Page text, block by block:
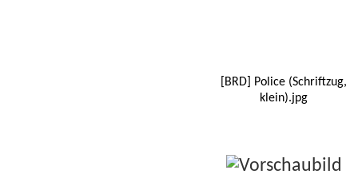
[BRD] Police (Schriftzug,
klein).jpg